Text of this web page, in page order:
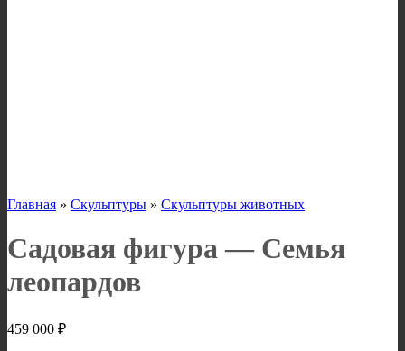
Главная » Скульптуры » Скульптуры животных
Садовая фигура — Семья
леопардов
459 000 ₽